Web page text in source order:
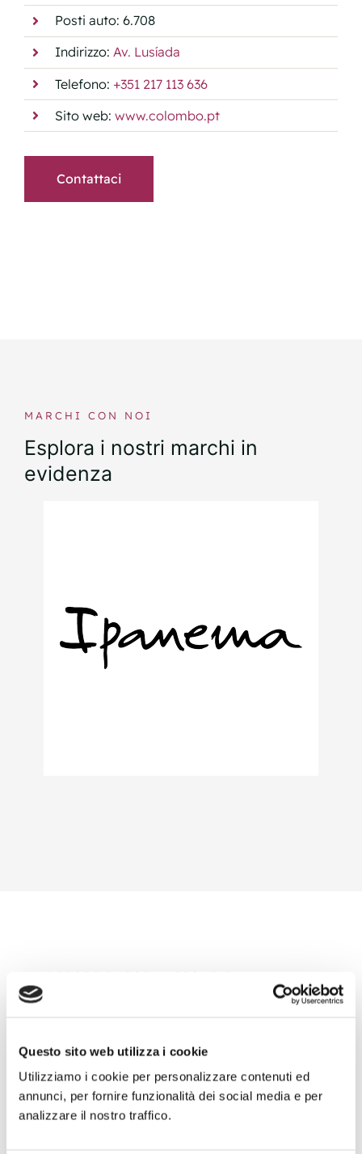
Questo sito web utilizza i cookie
Utilizziamo i cookie per personalizzare contenuti ed
annunci, per fornire funzionalità dei social media e per
analizzare il nostro traffico.
Posti auto: 6.708
Indirizzo:Av. Lusíada
Telefono:+351 217 113 636
Sito web:www.colombo.pt
Contattaci
MARCHI CON NOI
Esplora i nostri marchi in
evidenza
MAGGIORI INFORMAZIONI SUL
CENTRO
un’offerta diversificata
Tutto ciò di cui hai bisogno, in un unico